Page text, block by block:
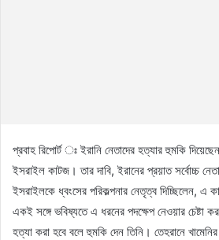
প্রবাহ রিপোর্ট ঃ ইরানি নেতাদের হত্যার হুমকি
ইসরাইল কাটজ। তার দাবি, ইরানের প্রয়াত সর্বোচ্চ
ইসরাইলকে ধ্বংসের পরিকল্পনার নেতৃত্ব দিচ্ছিলেন, এ
একই সঙ্গে ভবিষ্যতে এ ধরনের পদক্ষেপ নেওয়ার চেষ্টা
হত্যা করা হবে বলে হুমকি দেন তিনি। তেহরানে